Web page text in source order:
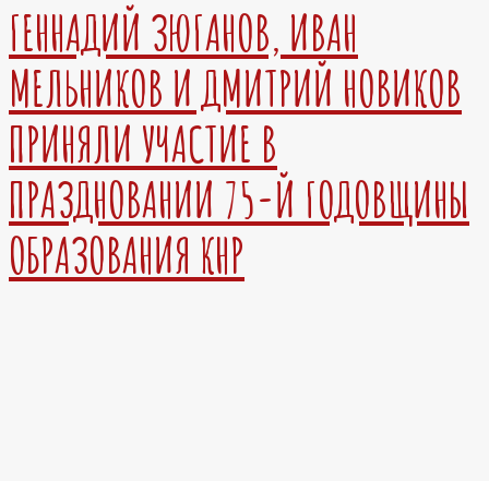
ГЕННАДИЙ ЗЮГАНОВ, ИВАН
МЕЛЬНИКОВ И ДМИТРИЙ НОВИКОВ
ПРИНЯЛИ УЧАСТИЕ В
ПРАЗДНОВАНИИ 75-Й ГОДОВЩИНЫ
ОБРАЗОВАНИЯ КНР